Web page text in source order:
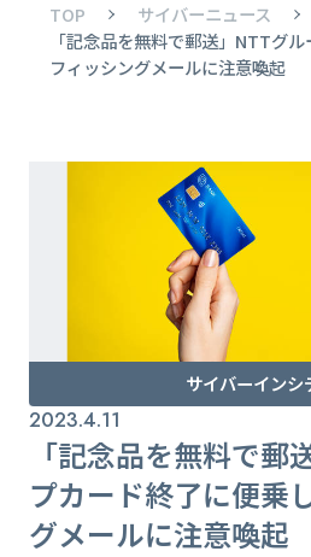
TOP
サイバーニュース
「記念品を無料で郵送」NTTグ
フィッシングメールに注意喚起
サイバーインシ
2023.4.11
「記念品を無料で郵
プカード終了に便乗
グメールに注意喚起